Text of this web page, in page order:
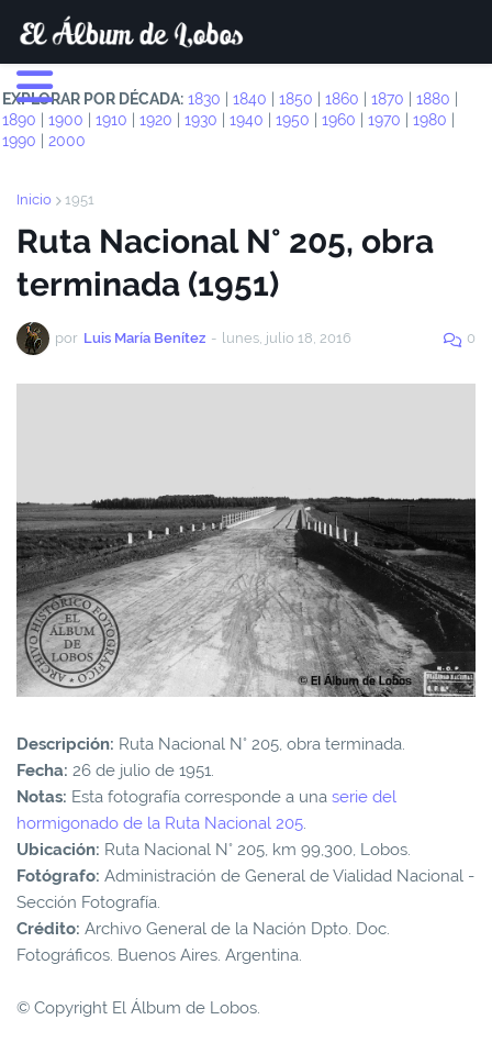
EXPLORAR POR DÉCADA: 1830 1840 1850 1860 1870 1880
1890
1900 1910 1920 1930 1940 1950 1960 1970 1980
1990
2000
Inicio 1951
Ruta Nacional N° 205, obra
terminada (1951)
por Luis María Benítez - lunes, julio 18, 2016 0
Descripción: Ruta Nacional N° 205, obra terminada.
Fecha: 26 de julio de 1951.
Notas: Esta fotografía corresponde a una serie del
hormigonado de la Ruta Nacional 205.
Ubicación: Ruta Nacional N° 205, km 99,300, Lobos.
Fotógrafo: Administración de General de Vialidad Nacional -
Sección Fotografía.
Crédito: Archivo General de la Nación Dpto. Doc.
Fotográficos. Buenos Aires. Argentina.
© Copyright El Álbum de Lobos.